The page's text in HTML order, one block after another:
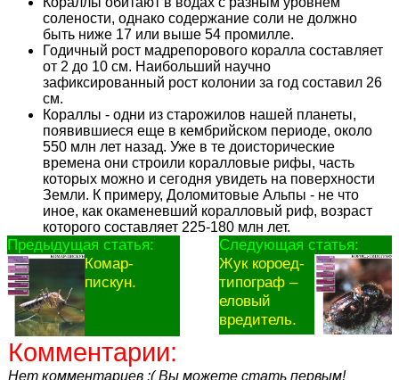
солености, однако содержание соли не должно
быть ниже 17 или выше 54 промилле.
Годичный рост мадрепорового коралла составляет
от 2 до 10 см. Наибольший научно
зафиксированный рост колонии за год составил 26
см.
Кораллы - одни из старожилов нашей планеты,
появившиеся еще в кембрийском периоде, около
550 млн лет назад. Уже в те доисторические
времена они строили коралловые рифы, часть
которых можно и сегодня увидеть на поверхности
Земли. К примеру, Доломитовые Альпы - не что
иное, как окаменевший коралловый риф, возраст
которого составляет 225-180 млн лет.
Предыдущая статья:
Комар-
пискун.
Следующая статья:
Жук короед-
типограф –
еловый
вредитель.
Комментарии:
Нет комментариев :( Вы можете стать первым!